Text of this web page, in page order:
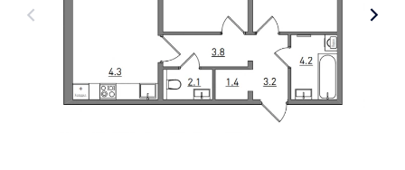
Вакансии
Офисы продаж